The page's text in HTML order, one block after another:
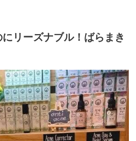
リーズナブル！ばらまき